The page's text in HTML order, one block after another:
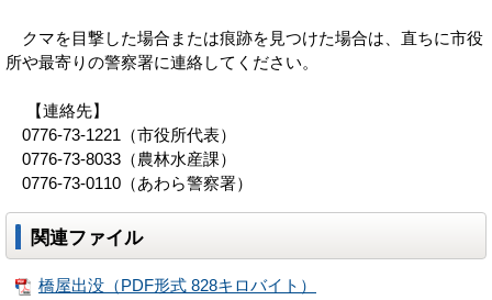
クマを目撃した場合または痕跡を見つけた場合は、直ちに市役
所や最寄りの警察署に連絡してください。
【連絡先】
0776-73-1221（市役所代表）
0776-73-8033（農林水産課）
0776-73-0110（あわら警察署）
関連ファイル
橋屋出没（PDF形式 828キロバイト）